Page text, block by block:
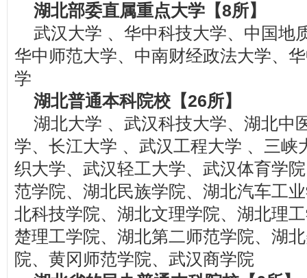
湖北部委直属重点大学【8所】
武汉大学 、华中科技大学、中国地
华中师范大学、中南财经政法大学、
学
湖北普通本科院校【26所】
湖北大学 、武汉科技大学、湖北中
学、长江大学 、武汉工程大学 、三峡
织大学、武汉轻工大学、武汉体育学
范学院、湖北民族学院、湖北汽车工
北科技学院、湖北文理学院、湖北理
楚理工学院、湖北第二师范学院、湖
院、黄冈师范学院、武汉商学院